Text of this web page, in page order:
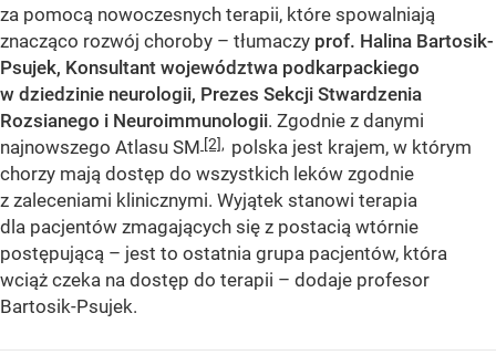
za pomocą nowoczesnych terapii, które spowalniają
znacząco rozwój choroby – tłumaczy prof. Halina Bartosik-
Psujek, Konsultant województwa podkarpackiego
w dziedzinie neurologii, Prezes Sekcji Stwardzenia
Rozsianego i Neuroimmunologii. Zgodnie z danymi
najnowszego Atlasu SM [2], polska jest krajem, w którym
chorzy mają dostęp do wszystkich leków zgodnie
z zaleceniami klinicznymi. Wyjątek stanowi terapia
dla pacjentów zmagających się z postacią wtórnie
postępującą – jest to ostatnia grupa pacjentów, która
wciąż czeka na dostęp do terapii – dodaje profesor
Bartosik-Psujek.